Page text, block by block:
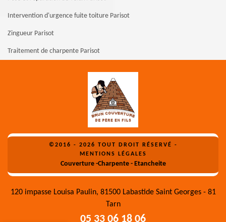
Intervention d'urgence fuite toiture Parisot
Zingueur Parisot
Traitement de charpente Parisot
©2016 - 2026 TOUT DROIT RÉSERVÉ -
MENTIONS LÉGALES
Couverture -Charpente - Etancheite
120 impasse Louisa Paulin, 81500 Labastide Saint Georges - 81
Tarn
05 33 06 18 06